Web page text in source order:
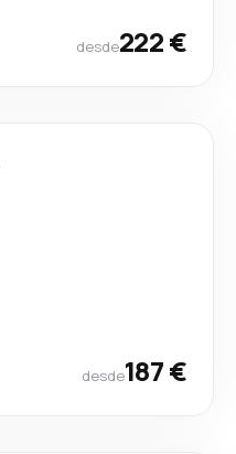
desde222 €
desde187 €